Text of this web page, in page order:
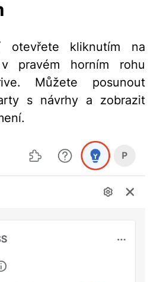
otevřete kliknutím na
pravém horním rohu
Můžete posunout
s návrhy a zobrazit